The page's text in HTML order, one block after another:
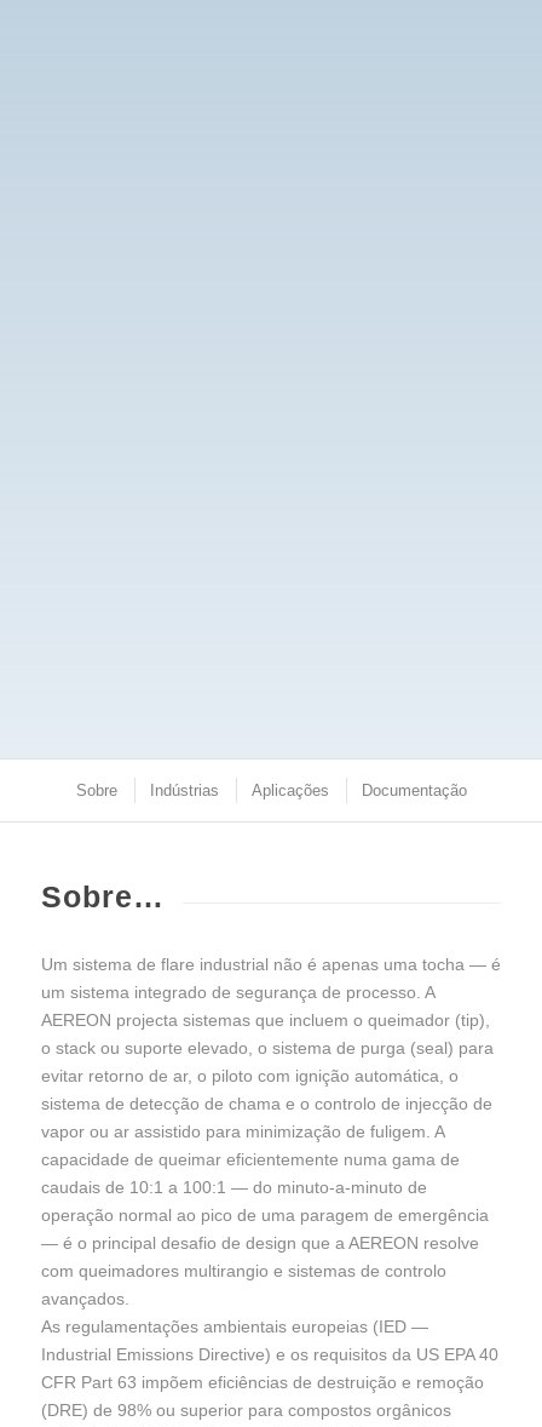
Sobre Indústrias Aplicações Documentação
Sobre…
Um sistema de flare industrial não é apenas uma tocha — é
um sistema integrado de segurança de processo. A
AEREON projecta sistemas que incluem o queimador (tip),
o stack ou suporte elevado, o sistema de purga (seal) para
evitar retorno de ar, o piloto com ignição automática, o
sistema de detecção de chama e o controlo de injecção de
vapor ou ar assistido para minimização de fuligem. A
capacidade de queimar eficientemente numa gama de
caudais de 10:1 a 100:1 — do minuto-a-minuto de
operação normal ao pico de uma paragem de emergência
— é o principal desafio de design que a AEREON resolve
com queimadores multirangio e sistemas de controlo
avançados.
As regulamentações ambientais europeias (IED —
Industrial Emissions Directive) e os requisitos da US EPA 40
CFR Part 63 impõem eficiências de destruição e remoção
(DRE) de 98% ou superior para compostos orgânicos